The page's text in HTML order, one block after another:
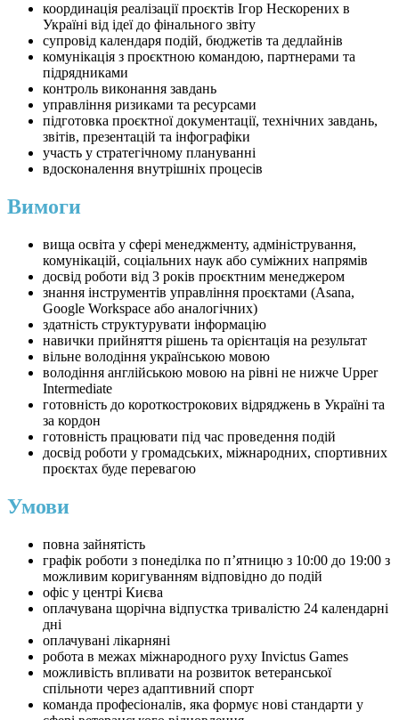
координація реалізації проєктів Ігор Нескорених в
Україні від ідеї до фінального звіту
супровід календаря подій, бюджетів та дедлайнів
комунікація з проєктною командою, партнерами та
підрядниками
контроль виконання завдань
управління ризиками та ресурсами
підготовка проєктної документації, технічних завдань,
звітів, презентацій та інфографіки
участь у стратегічному плануванні
вдосконалення внутрішніх процесів
Вимоги
вища освіта у сфері менеджменту, адміністрування,
комунікацій, соціальних наук або суміжних напрямів
досвід роботи від 3 років проєктним менеджером
знання інструментів управління проєктами (Asana,
Google Workspace або аналогічних)
здатність структурувати інформацію
навички прийняття рішень та орієнтація на результат
вільне володіння українською мовою
володіння англійською мовою на рівні не нижче Upper
Intermediate
готовність до короткострокових відряджень в Україні та
за кордон
готовність працювати під час проведення подій
досвід роботи у громадських, міжнародних, спортивних
проєктах буде перевагою
Умови
повна зайнятість
графік роботи з понеділка по п’ятницю з 10:00 до 19:00 з
можливим коригуванням відповідно до подій
офіс у центрі Києва
оплачувана щорічна відпустка тривалістю 24 календарні
дні
оплачувані лікарняні
робота в межах міжнародного руху Invictus Games
можливість впливати на розвиток ветеранської
спільноти через адаптивний спорт
команда професіоналів, яка формує нові стандарти у